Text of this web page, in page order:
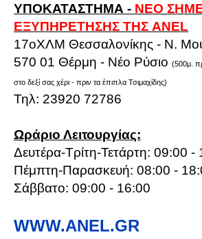
ΥΠΟΚΑΤΑΣΤΗΜΑ - ΝΕΟ
ΕΞΥΠΗΡΕΤΗΣΗΣ ΤΗΣ ANEL
17οΧΛΜ Θεσσαλονίκης - Ν.
570 01 Θέρμη - Νέο Ρύσιο (500μ.
στο δεξί σας χέρι - πριν τα έπιπλα Τσιμαχίδης)
Τηλ: 23920 72786
Ωράριο Λειτουργίας:
Δευτέρα-Τρίτη-Τετάρτη: 09:00 -
Πέμπτη-Παρασκευή: 08:00 -
Σάββατο: 09:00 - 16:00
WWW.ANEL.GR